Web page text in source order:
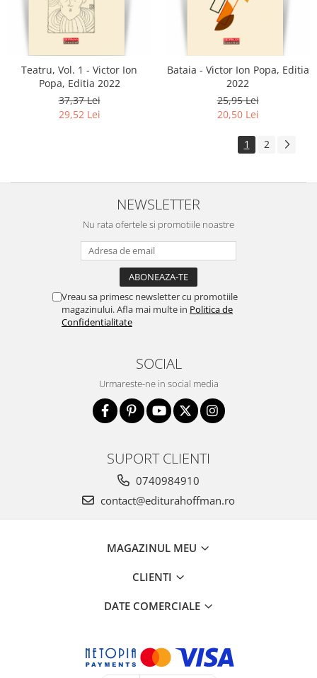
Teatru, Vol. 1 - Victor Ion
Popa, Editia 2022
37,37 Lei
29,52 Lei
Bataia - Victor Ion Popa, Editia
2022
25,95 Lei
20,50 Lei
1 2
NEWSLETTER
Nu rata ofertele si promotiile noastre
Vreau sa primesc newsletter cu promotiile
magazinului. Afla mai multe in Politica de
Confidentialitate
SOCIAL
Urmareste-ne in social media
SUPORT CLIENTI
0740984910
contact@editurahoffman.ro
MAGAZINUL MEU
CLIENTI
DATE COMERCIALE